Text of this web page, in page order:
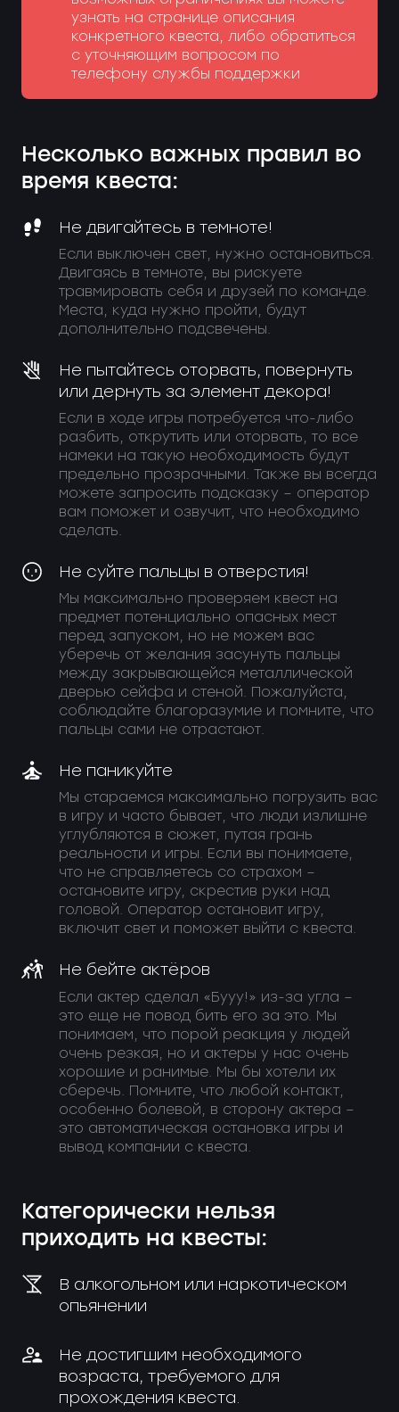
узнать на странице описания
конкретного квеста, либо обратиться
с уточняющим вопросом по
телефону службы поддержки
Несколько важных правил во
время квеста:
Не двигайтесь в темноте!
Если выключен свет, нужно остановиться.
Двигаясь в темноте, вы рискуете
травмировать себя и друзей по команде.
Места, куда нужно пройти, будут
дополнительно подсвечены.
Не пытайтесь оторвать, повернуть
или дернуть за элемент декора!
Если в ходе игры потребуется что-либо
разбить, открутить или оторвать, то все
намеки на такую необходимость будут
предельно прозрачными. Также вы всегда
можете запросить подсказку – оператор
вам поможет и озвучит, что необходимо
сделать.
Не суйте пальцы в отверстия!
Мы максимально проверяем квест на
предмет потенциально опасных мест
перед запуском, но не можем вас
уберечь от желания засунуть пальцы
между закрывающейся металлической
дверью сейфа и стеной. Пожалуйста,
соблюдайте благоразумие и помните, что
пальцы сами не отрастают.
Не паникуйте
Мы стараемся максимально погрузить вас
в игру и часто бывает, что люди излишне
углубляются в сюжет, путая грань
реальности и игры. Если вы понимаете,
что не справляетесь со страхом –
остановите игру, скрестив руки над
головой. Оператор остановит игру,
включит свет и поможет выйти с квеста.
Не бейте актёров
Если актер сделал «Бууу!» из-за угла –
это еще не повод бить его за это. Мы
понимаем, что порой реакция у людей
очень резкая, но и актеры у нас очень
хорошие и ранимые. Мы бы хотели их
сберечь. Помните, что любой контакт,
особенно болевой, в сторону актера –
это автоматическая остановка игры и
вывод компании с квеста.
Категорически нельзя
приходить на квесты:
В алкогольном или наркотическом
опьянении
Не достигшим необходимого
возраста, требуемого для
прохождения квеста.